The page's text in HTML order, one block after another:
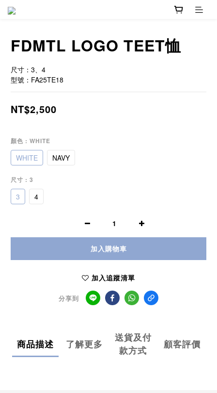
FDMTL LOGO TEET恤
尺寸：3、4
型號：FA25TE18
NT$2,500
顏色 : WHITE
WHITE NAVY
尺寸 : 3
3 4
加入購物車
加入追蹤清單
分享到
商品描述 了解更多
送貨及付
款方式
顧客評價